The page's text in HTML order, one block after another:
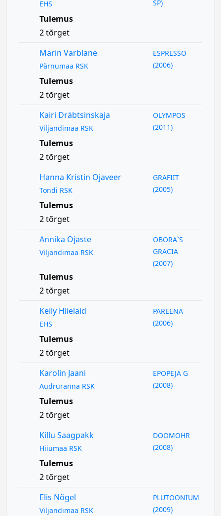
EHS
SP)
Tulemus
2 tõrget
Marin Varblane
Pärnumaa RSK
ESPRESSO
(2006)
Tulemus
2 tõrget
Kairi Dräbtsinskaja
Viljandimaa RSK
OLYMPOS
(2011)
Tulemus
2 tõrget
Hanna Kristin Ojaveer
Tondi RSK
GRAFIIT
(2005)
Tulemus
2 tõrget
Annika Ojaste
Viljandimaa RSK
OBORA`S
GRACIA
(2007)
Tulemus
2 tõrget
Keily Hiielaid
EHS
PAREENA
(2006)
Tulemus
2 tõrget
Karolin Jaani
Audruranna RSK
EPOPEJA G
(2008)
Tulemus
2 tõrget
Killu Saagpakk
Hiiumaa RSK
DOOMOHR
(2008)
Tulemus
2 tõrget
Elis Nõgel
Viljandimaa RSK
PLUTOONIUM
(2009)